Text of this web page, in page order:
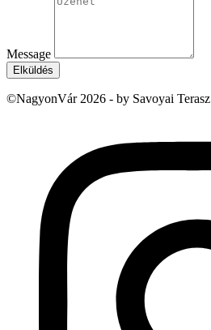
Message
Elküldés
©NagyonVár 2026 - by Savoyai Terasz